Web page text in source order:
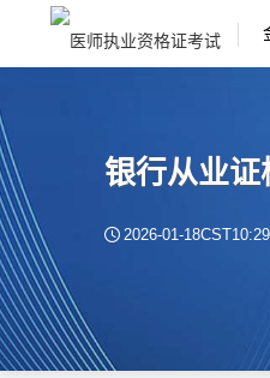
银行从业
2026-01-